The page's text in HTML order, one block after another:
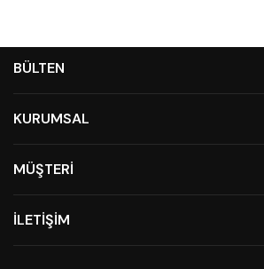
BÜLTEN
KURUMSAL
MÜŞTERİ
İLETİŞİM